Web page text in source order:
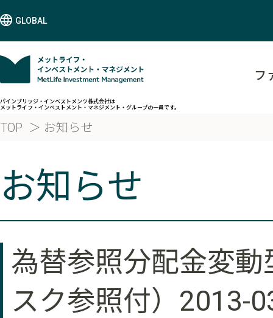
GLOBAL
パインブリッジ・インベストメンツ株式会社は
メットライフ・インベストメント・マネジメント・グループの一員です。
フ
TOP お知らせ
お知らせ
為替参照分配金変
スク参照付）2013-